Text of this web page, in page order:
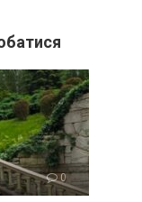
0